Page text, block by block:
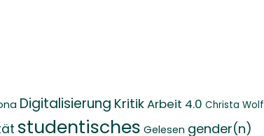
Digitalisierung KritikArbeit 4.0 Christa Wolf
studentisches Gelesen gender(n)